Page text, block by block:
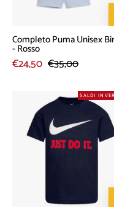
Completo Puma Unisex
- Rosso
€24,50 €35,00
T-
Nike
Unisex
SALDI